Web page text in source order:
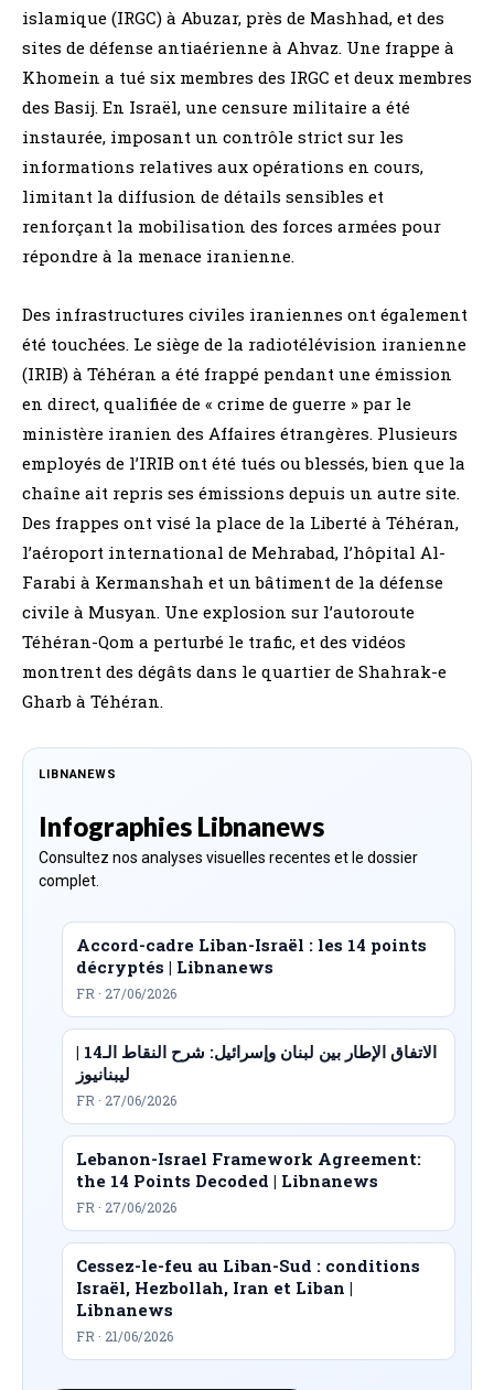
islamique (IRGC) à Abuzar, près de Mashhad, et des
sites de défense antiaérienne à Ahvaz. Une frappe à
Khomein a tué six membres des IRGC et deux membres
des Basij. En Israël, une censure militaire a été
instaurée, imposant un contrôle strict sur les
informations relatives aux opérations en cours,
limitant la diffusion de détails sensibles et
renforçant la mobilisation des forces armées pour
répondre à la menace iranienne.
Des infrastructures civiles iraniennes ont également
été touchées. Le siège de la radiotélévision iranienne
(IRIB) à Téhéran a été frappé pendant une émission
en direct, qualifiée de « crime de guerre » par le
ministère iranien des Affaires étrangères. Plusieurs
employés de l’IRIB ont été tués ou blessés, bien que la
chaîne ait repris ses émissions depuis un autre site.
Des frappes ont visé la place de la Liberté à Téhéran,
l’aéroport international de Mehrabad, l’hôpital Al-
Farabi à Kermanshah et un bâtiment de la défense
civile à Musyan. Une explosion sur l’autoroute
Téhéran-Qom a perturbé le trafic, et des vidéos
montrent des dégâts dans le quartier de Shahrak-e
Gharb à Téhéran.
LIBNANEWS
Infographies Libnanews
Consultez nos analyses visuelles recentes et le dossier
complet.
Accord-cadre Liban-Israël : les 14 points
décryptés | Libnanews
FR · 27/06/2026
الاتفاق الإطار بين لبنان وإسرائيل: شرح النقاط الـ14 |
ليبنانيوز
FR · 27/06/2026
Lebanon-Israel Framework Agreement:
the 14 Points Decoded | Libnanews
FR · 27/06/2026
Cessez-le-feu au Liban-Sud : conditions
Israël, Hezbollah, Iran et Liban |
Libnanews
FR · 21/06/2026